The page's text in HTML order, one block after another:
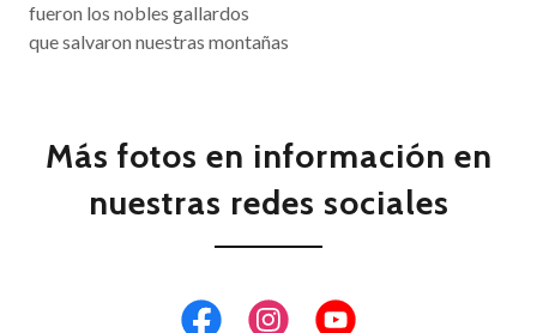
fueron los nobles gallardos
que salvaron nuestras montañas
Más fotos en información en
nuestras redes sociales